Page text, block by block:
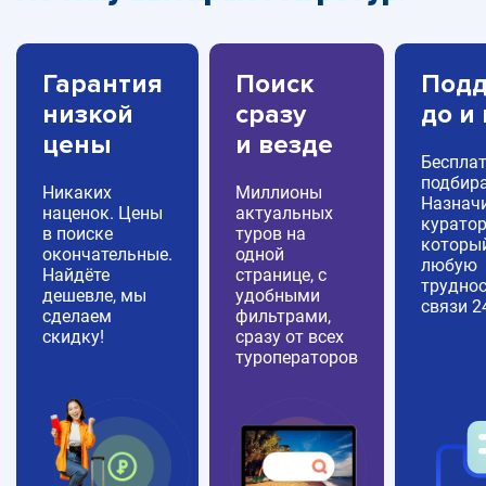
Гарантия
низкой
цены
Никаких
наценок. Цены
в поиске
окончательные.
Найдёте
дешевле, мы
сделаем
скидку!
Поиск
сразу
и везде
Миллионы
актуальных
туров на
одной
странице, с
удобными
фильтрами,
сразу от всех
туроператоров
до и
любую
связи